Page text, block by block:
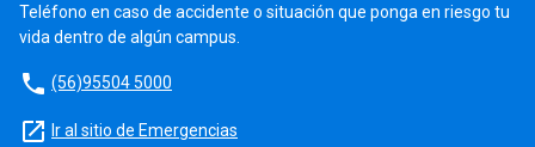
Teléfono en caso de accidente o situación que ponga en riesgo tu
vida dentro de algún campus.
phone (56)95504 5000
launch Ir al sitio de Emergencias